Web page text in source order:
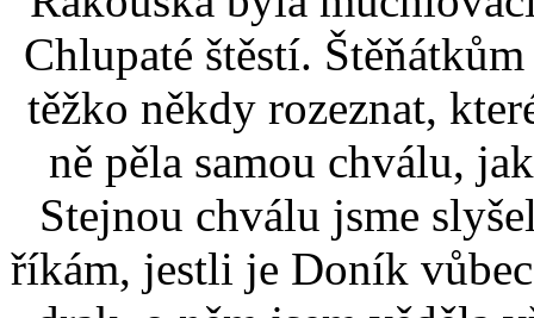
Chlupaté štěstí.
těžko někdy rozeznat,
ně pěla samou chválu,
Stejnou chválu jsme
říkám, jestli je Doník